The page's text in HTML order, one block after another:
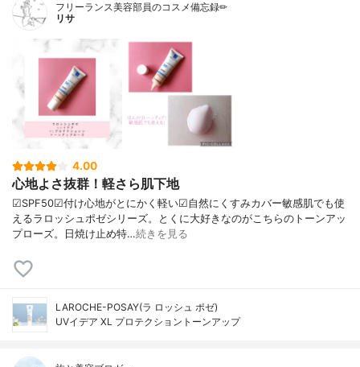
フリーランス美容部員のコスメ備忘録✏︎
リサ
4.00
心地よさ抜群！軽さら肌下地
☑︎SPF50☑︎付け心地がとにかく軽い☑︎自然にくすみカバー敏感肌でも使
えるラロッシュポゼシリーズ。とくに大好きなのがこちらのトーンアッ
プローズ。日焼け止め特…続きを見る
LAROCHE-POSAY(ラ ロッシュ ポゼ)
UVイデア XL プロテクショントーンアップ